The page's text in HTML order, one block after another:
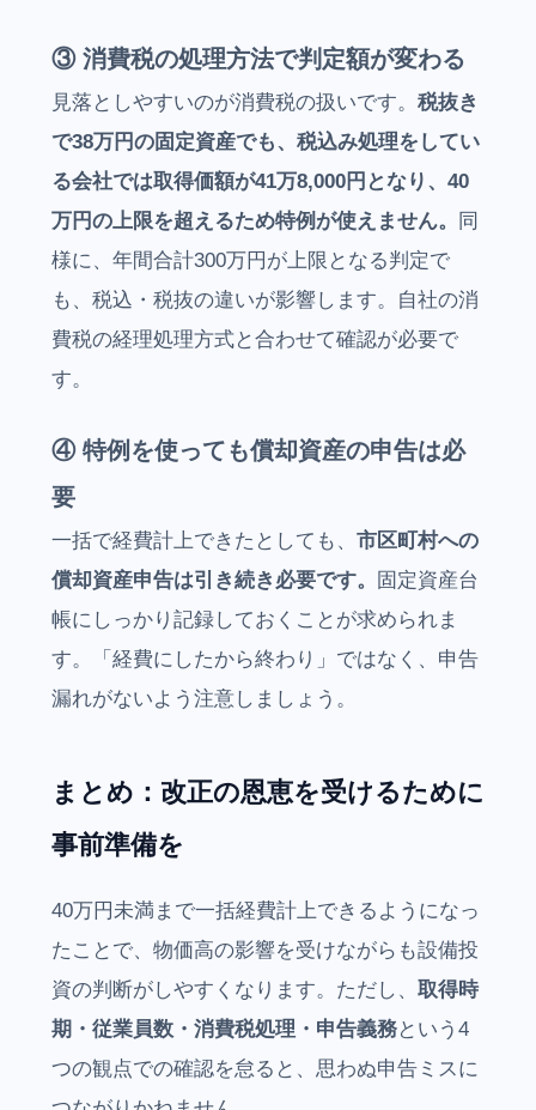
③ 消費税の処理方法で判定額が変わる
見落としやすいのが消費税の扱いです。 税抜き
で38万円の固定資産でも、税込み処理をしてい
る会社では取得価額が41万8,000円となり、40
万円の上限を超えるため特例が使えません。
同
様に、年間合計300万円が上限となる判定で
も、税込・税抜の違いが影響します。自社の消
費税の経理処理方式と合わせて確認が必要で
す。
④ 特例を使っても償却資産の申告は必
要
一括で経費計上できたとしても、 市区町村への
償却資産申告は引き続き必要です。
固定資産台
帳にしっかり記録しておくことが求められま
す。「経費にしたから終わり」ではなく、申告
漏れがないよう注意しましょう。
まとめ：改正の恩恵を受けるために
事前準備を
40万円未満まで一括経費計上できるようになっ
たことで、物価高の影響を受けながらも設備投
資の判断がしやすくなります。ただし、 取得時
期・従業員数・消費税処理・申告義務という4
つの観点での確認を怠ると、思わぬ申告ミスに